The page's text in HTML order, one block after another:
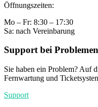
Öffnungszeiten:
Mo – Fr: 8:30 – 17:30
Sa: nach Vereinbarung
Support bei Problemen
Sie haben ein Problem? Auf
Fernwartung und
Support